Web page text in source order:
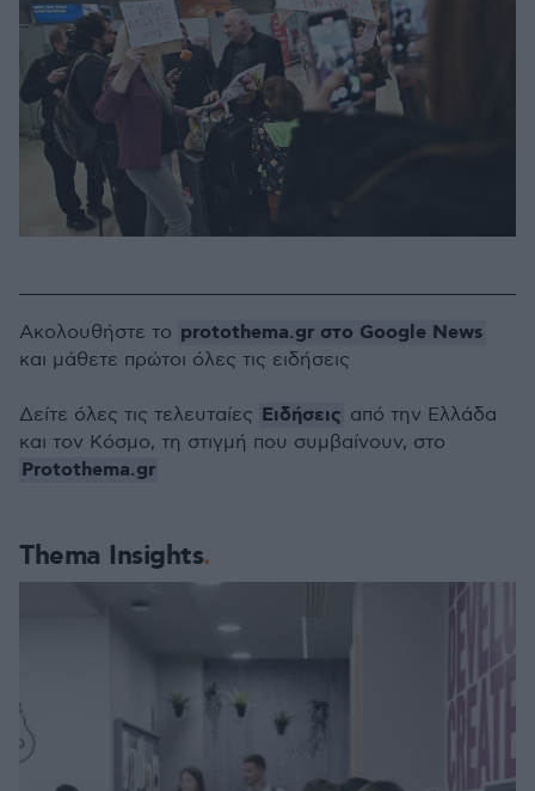
Thema Insights
Ακολουθήστε το protothema.gr στο Google News
και μάθετε πρώτοι όλες τις ειδήσεις
Δείτε όλες τις τελευταίες Ειδήσεις από την Ελλάδα
και τον Κόσμο, τη στιγμή που συμβαίνουν, στο
Protothema.gr